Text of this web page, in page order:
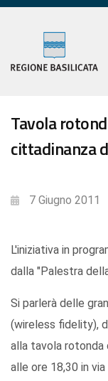
Tavola
cittadinanza
7 Giugno 2011
L'iniziativa in
dalla "Palestra
Si parlerà delle
(wireless fidelity),
alla tavola rotonda
alle ore 18,30 in